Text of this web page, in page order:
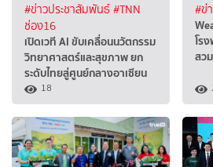
#ข่าวประชาสัมพันธ์#TNN
ช่อง16
เปิดเวที AI ขับเคลื่อนนวัตกรรม
วิทยาศาสตร์และสุขภาพ ยก
ระดับไทยสู่ศูนย์กลางอาเซียน
18
#ข่
โร
สว